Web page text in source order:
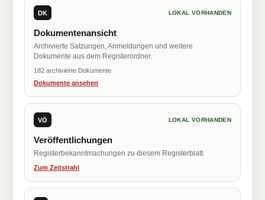
DK LOKAL VORHANDEN
Dokumentenansicht
Archivierte Satzungen, Anmeldungen und weitere
Dokumente aus dem Registerordner.
182 archivierte Dokumente
Dokumente ansehen
VÖ LOKAL VORHANDEN
Veröffentlichungen
Registerbekanntmachungen zu diesem Registerblatt.
Zum Zeitstrahl